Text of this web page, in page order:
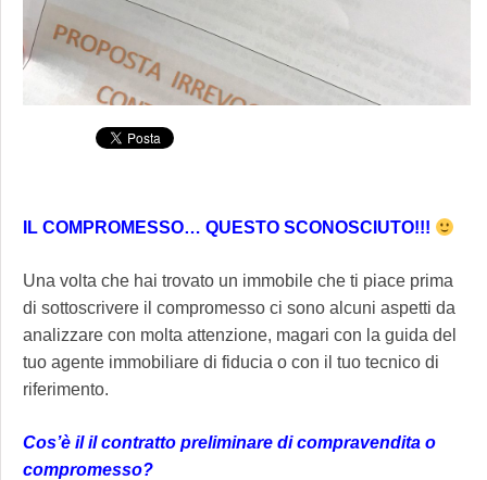
IL COMPROMESSO… QUESTO SCONOSCIUTO!!!
Una volta che hai trovato un immobile che ti piace prima
di sottoscrivere il compromesso ci sono alcuni aspetti da
analizzare con molta attenzione, magari con la guida del
tuo agente immobiliare di fiducia o con il tuo tecnico di
riferimento.
Cos’è il il contratto preliminare di compravendita o
compromesso?